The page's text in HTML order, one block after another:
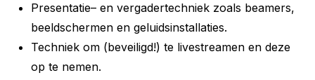
Presentatie– en vergadertechniek zoals beamers,
beeldschermen en geluidsinstallaties.
Techniek om (beveiligd!) te livestreamen en deze
op te nemen.